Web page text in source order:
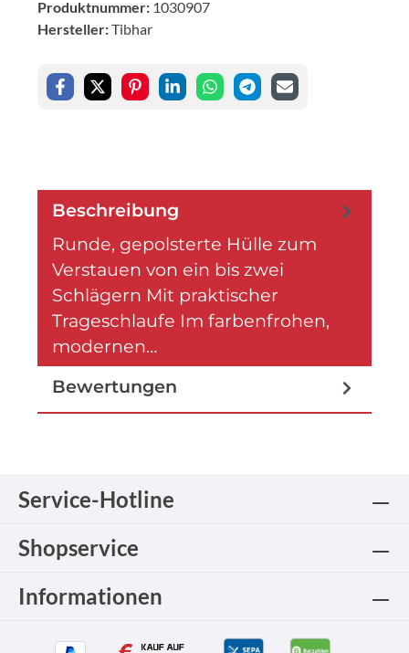
Produktnummer: 1030907
Hersteller:Tibhar
Beschreibung
Runde, gepolsterte Hülle zum
Verstauen von ein bis zwei
Schlägern Mit praktischer
Trageschlaufe Im farbenfrohen,
modernen…
Bewertungen
Service-Hotline
Shopservice
Informationen